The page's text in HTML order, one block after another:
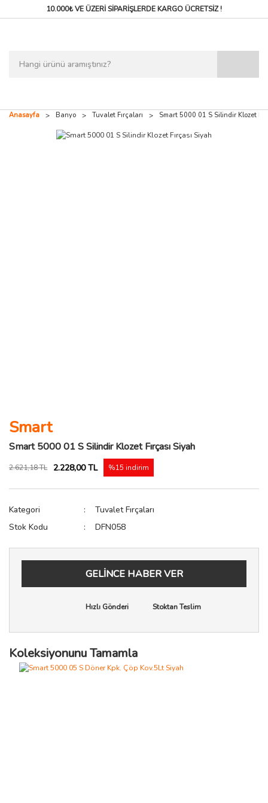
10.000₺ VE ÜZERİ SİPARİŞLERDEKARGO ÜCRETSİZ !
Anasayfa Banyo Tuvalet Fırçaları Smart 5000 01 S Silindir Klozet
Smart
Smart 5000 01 S Silindir Klozet Fırçası Siyah
2.621,18 TL 2.228,00 TL %15 indirim
Kategori
Tuvalet Fırçaları
Stok Kodu
DFN058
GELİNCE HABER VER
Hızlı Gönderi Stoktan Teslim
Koleksiyonunu Tamamla